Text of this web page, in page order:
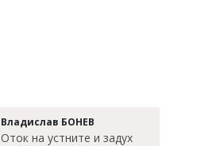
Владислав БОНЕВ
Оток на устните и задух